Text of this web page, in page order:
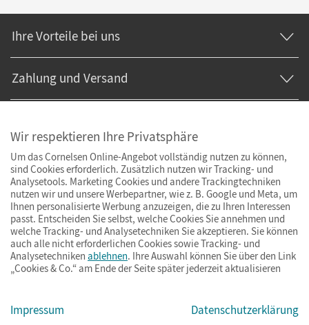
Ihre Vorteile bei uns
Zahlung und Versand
© Cornelsen Verlag 2026
ImpressumAGBDatenschutzBarrierefreiheitCookies & Co.
Wir respektieren Ihre Privatsphäre
Um das Cornelsen Online-Angebot vollständig nutzen zu können,
sind Cookies erforderlich. Zusätzlich nutzen wir Tracking- und
Analysetools. Marketing Cookies und andere Trackingtechniken
nutzen wir und unsere Werbepartner, wie z. B. Google und Meta, um
Ihnen personalisierte Werbung anzuzeigen, die zu Ihren Interessen
passt. Entscheiden Sie selbst, welche Cookies Sie annehmen und
welche Tracking- und Analysetechniken Sie akzeptieren. Sie können
auch alle nicht erforderlichen Cookies sowie Tracking- und
Analysetechniken ablehnen. Ihre Auswahl können Sie über den Link
„Cookies & Co.“ am Ende der Seite später jederzeit aktualisieren
Impressum Datenschutzerklärung